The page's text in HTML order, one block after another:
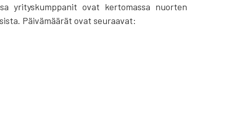
yrityskumppanit ovat kertomassa nuorten
Päivämäärät ovat seuraavat: